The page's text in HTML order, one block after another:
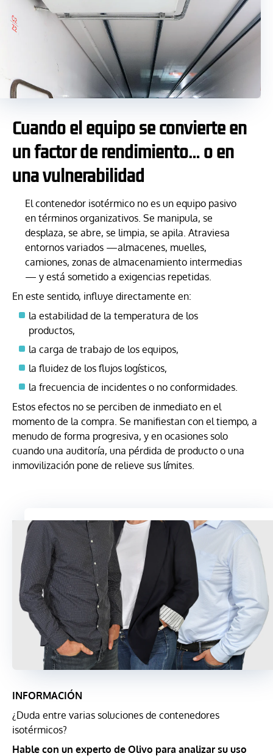
Cuando el equipo se convierte en
un factor de rendimiento… o en
una vulnerabilidad
El contenedor isotérmico no es un equipo pasivo
en términos organizativos. Se manipula, se
desplaza, se abre, se limpia, se apila. Atraviesa
entornos variados —almacenes, muelles,
camiones, zonas de almacenamiento intermedias
— y está sometido a exigencias repetidas.
En este sentido, influye directamente en:
la estabilidad de la temperatura de los
productos,
la carga de trabajo de los equipos,
la fluidez de los flujos logísticos,
la frecuencia de incidentes o no conformidades.
Estos efectos no se perciben de inmediato en el
momento de la compra. Se manifiestan con el tiempo, a
menudo de forma progresiva, y en ocasiones solo
cuando una auditoría, una pérdida de producto o una
inmovilización pone de relieve sus límites.
INFORMACIÓN
¿Duda entre varias soluciones de contenedores
isotérmicos?
Hable con un experto de Olivo para analizar su uso